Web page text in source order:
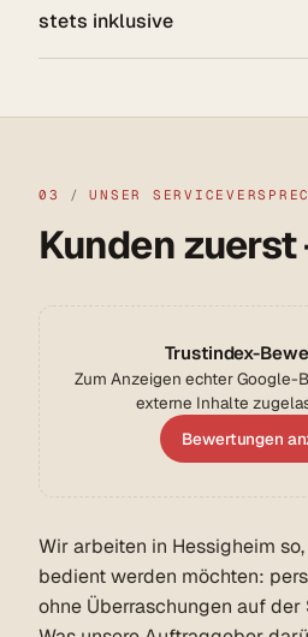
stets inklusive
03 / UNSER
Kunden
Trustindex-
Zum Anzeigen echter Google-
externe Inhalte
Bewertungen
Wir arbeiten in Hessigheim
bedient werden möchten:
ohne Überraschungen auf der